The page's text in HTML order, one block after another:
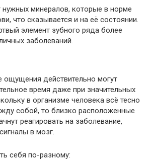
нужных минералов, которые в норме
что сказывается и на её состоянии.
элемент зубного ряда более
заболеваний.
ощущения действительно могут
время даже при значительных
в организме человека всё тесно
собой, то близко расположенные
реагировать на заболевание,
в мозг.
себя по-разному: